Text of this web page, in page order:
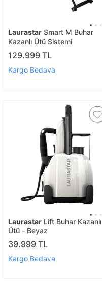
Laurastar Smart M Buhar
Kazanlı Ütü Sistemi
129.999 TL
Kargo Bedava
Laurastar Lift Buhar Kazanlı
Ütü - Beyaz
39.999 TL
Kargo Bedava